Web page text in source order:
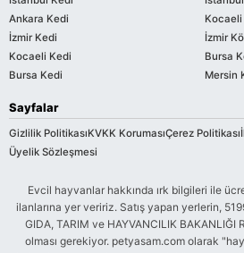
Ankara Kedi
İzmir Kedi
Kocaeli Kedi
Bursa Kedi
İzmir
Bursa
Mersin
Sayfalar
Gizlilik PolitikasıKVKK KorumasıÇerez Politikası
Üyelik Sözleşmesi
Evcil hayvanlar hakkında ırk bilgileri ile
ilanlarına yer veririz. Satış yapan yerlerin,
GIDA, TARIM ve HAYVANCILIK
olması gerekiyor. petyasam.com olarak